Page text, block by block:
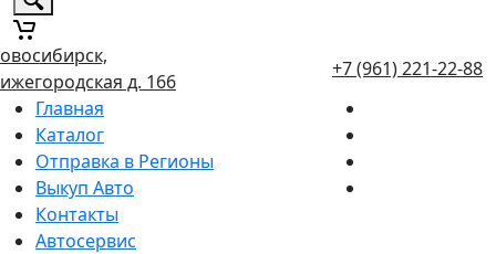
д. 166
+7 (961) 221-22-88
Главная
Каталог
Отправка в Регионы
Выкуп Авто
Контакты
Автосервис